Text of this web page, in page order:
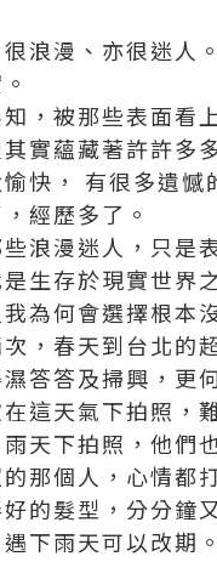
浪漫、亦很迷人。
，被那些表面看
實蘊藏著許許多
快， 有很多遺憾
經歷多了。
浪漫迷人，只是
生存於現實世界
為何會選擇根本
，春天到台北的
答答及掃興，更
這天氣下拍照，
天下拍照，他們
那個人，心情都
的髮型，分分鐘
下雨天可以改期